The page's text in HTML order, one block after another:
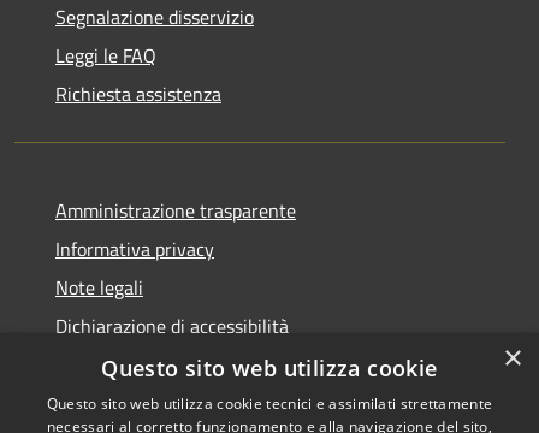
Segnalazione disservizio
Leggi le FAQ
Richiesta assistenza
Amministrazione trasparente
Informativa privacy
Note legali
Dichiarazione di accessibilità
×
Questo sito web utilizza cookie
Questo sito web utilizza cookie tecnici e assimilati strettamente
necessari al corretto funzionamento e alla navigazione del sito,